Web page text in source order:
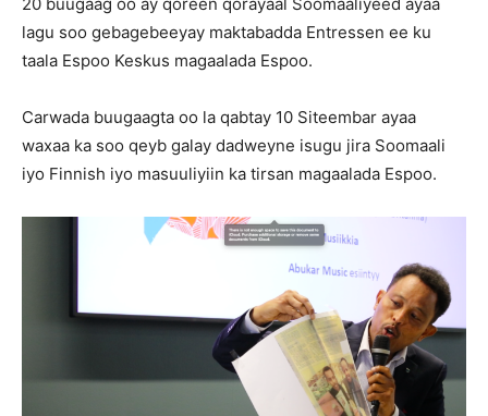
lagu soo gebagebeeyay maktabadda Entressen ee ku
taala Espoo Keskus magaalada Espoo.
Carwada buugaagta oo la qabtay 10 Siteembar ayaa
waxaa ka soo qeyb galay dadweyne isugu jira Soomaali
iyo Finnish iyo masuuliyiin ka tirsan magaalada Espoo.